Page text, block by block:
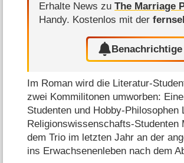
Erhalte News zuThe Marriage
Handy. Kostenlos mit der
Im Roman wird die Literatur-
zwei Kommilitonen umworben:
Studenten und Hobby-
Religionswissenschafts-
dem Trio im letzten Jahr an der
ins Erwachsenenleben nach dem